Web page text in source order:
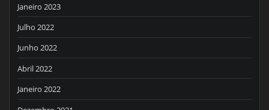
Janeiro 2023
Julho 2022
Junho 2022
Abril 2022
Janeiro 2022